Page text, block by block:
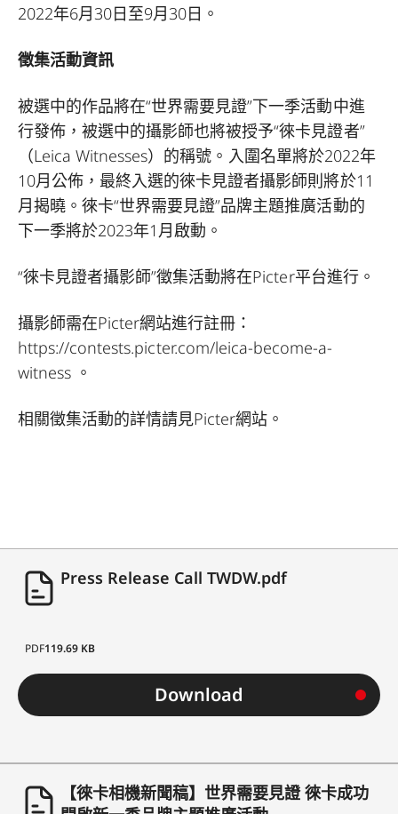
2022年6月30日至9月30日。
徵集活動資訊
被選中的作品將在“世界需要見證”下一季活動中進
行發佈，被選中的攝影師也將被授予“徠卡見證者”
（Leica Witnesses）的稱號。入圍名單將於2022年
10月公佈，最終入選的徠卡見證者攝影師則將於11
月揭曉。徠卡“世界需要見證”品牌主題推廣活動的
下一季將於2023年1月啟動。
“徠卡見證者攝影師”徵集活動將在Picter平台進行。
攝影師需在Picter網站進行註冊：
https://contests.picter.com/leica-become-a-
witness 。
相關徵集活動的詳情請見Picter網站。
Press Release Call TWDW.pdf
PDF119.69 KB
Download
【徠卡相機新聞稿】世界需要見證 徠卡成功